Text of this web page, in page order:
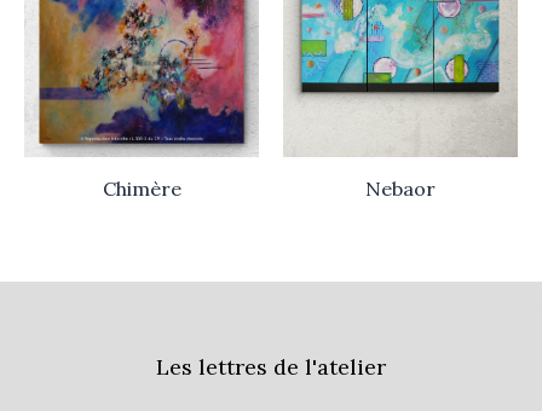
Chimère Nebaor
Les lettres de l'atelier